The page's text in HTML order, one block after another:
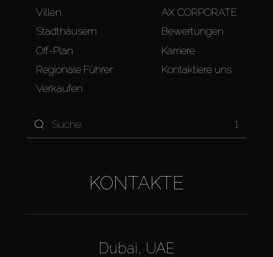
Villen
Stadthäusern
Off-Plan
Regionale Führer
Verkaufen
AX CORPORATE
Bewertungen
Karriere
Kontaktiere uns
1
KONTAKTE
Dubai, UAE